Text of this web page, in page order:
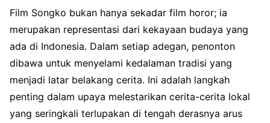
Film Songko bukan hanya sekadar film horor; ia
merupakan representasi dari kekayaan budaya yang
ada di Indonesia. Dalam setiap adegan, penonton
dibawa untuk menyelami kedalaman tradisi yang
menjadi latar belakang cerita. Ini adalah langkah
penting dalam upaya melestarikan cerita-cerita lokal
yang seringkali terlupakan di tengah derasnya arus